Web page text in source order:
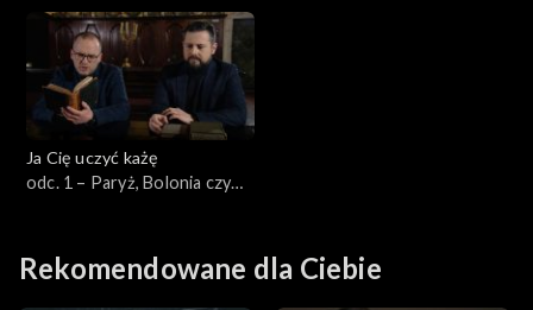
uniwersytet
Ja Cię uczyć każę
odc. 1 – Paryż, Bolonia czy
Rekomendowane dla Ciebie